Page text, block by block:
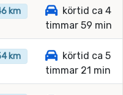
km
körtid ca 4
timmar 59 min
km
körtid ca 5
timmar 21 min